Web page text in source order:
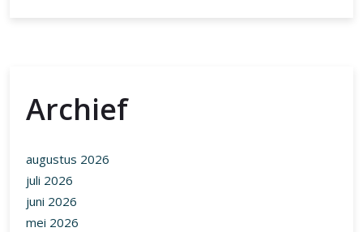
Archief
augustus 2026
juli 2026
juni 2026
mei 2026